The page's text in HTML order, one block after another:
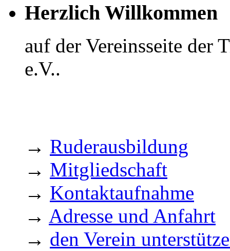
Herzlich Willkommen
auf der Vereinsseite der
e.V..
→ Ruderausbildung
→ Mitgliedschaft
→ Kontaktaufnahme
→ Adresse und Anfahrt
→ den Verein